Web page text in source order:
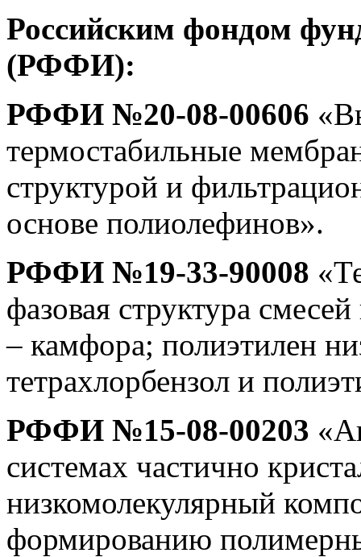
Российским фондом
(РФФИ):
РФФИ №20-08-00606
термостабильные
структурой и
основе полиолефинов».
РФФИ №19-33-90008
фазовая структура
– камфора; полиэтилен
тетрахлорбензол и
РФФИ №15-08-00203
системах частично
низкомолекулярный
формированию